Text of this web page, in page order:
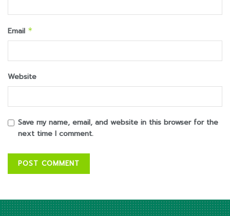
Email *
Website
Save my name, email, and website in this browser for the
next time I comment.